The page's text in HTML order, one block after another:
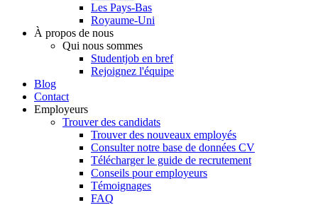
Les Pays-Bas
Royaume-Uni
À propos de nous
Qui nous sommes
Studentjob en bref
Rejoignez l'équipe
Blog
Contact
Employeurs
Trouver des candidats
Trouver des nouveaux employés
Consulter notre base de données CV
Télécharger le guide de recrutement
Conseils pour employeurs
Témoignages
FAQ